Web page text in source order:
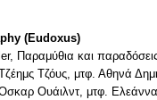
(Eudoxus)
Παραμύθια και
Τζόυς, μτφ. Αθηνά
Ουάιλντ, μτφ.